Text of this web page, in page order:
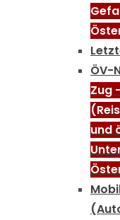
ÖV-
Zug
und